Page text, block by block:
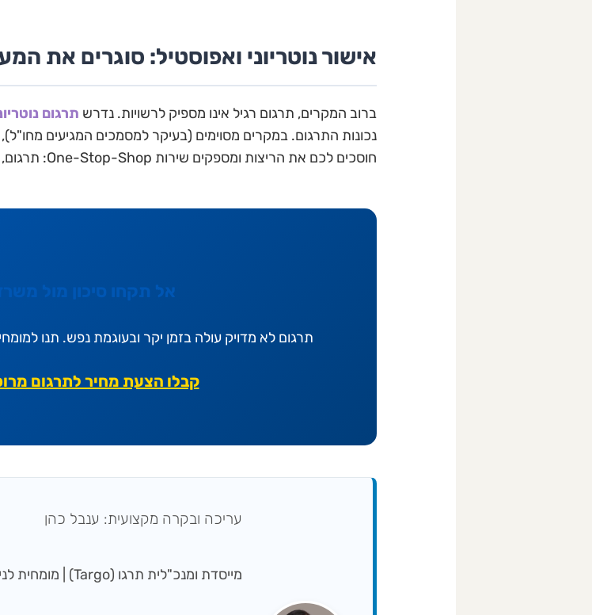
אישור נוטריוני ואפוסטיל: סוגרים את
ברוב המקרים, תרגום רגיל אינו מספיק לרשויות. נדרש תרגום
נכונות התרגום. במקרים מסוימים (בעיקר למסמכים המגיעים
חוסכים לכם את הריצות ומספקים שירות One-Stop-Shop: תרגום, הגהה, ואישור נוטריוני מוכן להגשה.
אל תקחו סיכון מול
תרגום לא מדויק עולה בזמן יקר ובעוגמת נפש. תנו
קבלו הצעת מחיר לתרגום
עריכה ובקרה מקצועית: ענבל כהן
מייסדת ומנכ"לית תרגו (Targo) | מומחית לניהול פרויקטים רב-לשוניים